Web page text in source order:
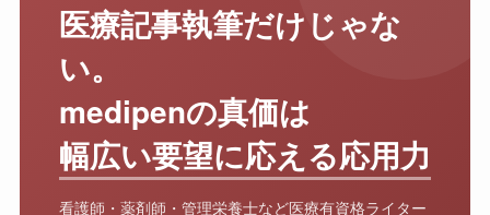
医療記事執筆だけじゃな
い。
medipenの真価は
幅広い要望に応える応用力
看護師・薬剤師・管理栄養士など医療有資格ライター